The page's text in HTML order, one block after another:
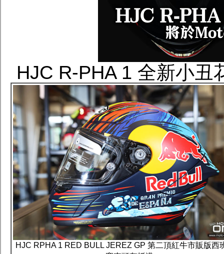
HJC R-PHA 1 全新小
HJC RPHA 1 RED BULL JEREZ GP 第二頂紅牛市販版西